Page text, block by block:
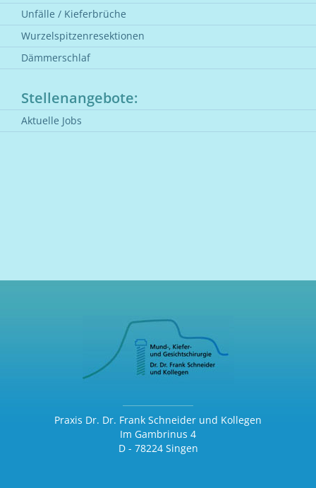
Unfälle / Kieferbrüche
Wurzelspitzenresektionen
Dämmerschlaf
Stellenangebote:
Aktuelle Jobs
Praxis Dr. Dr. Frank Schneider und Kollegen
Im Gambrinus 4
D - 78224 Singen